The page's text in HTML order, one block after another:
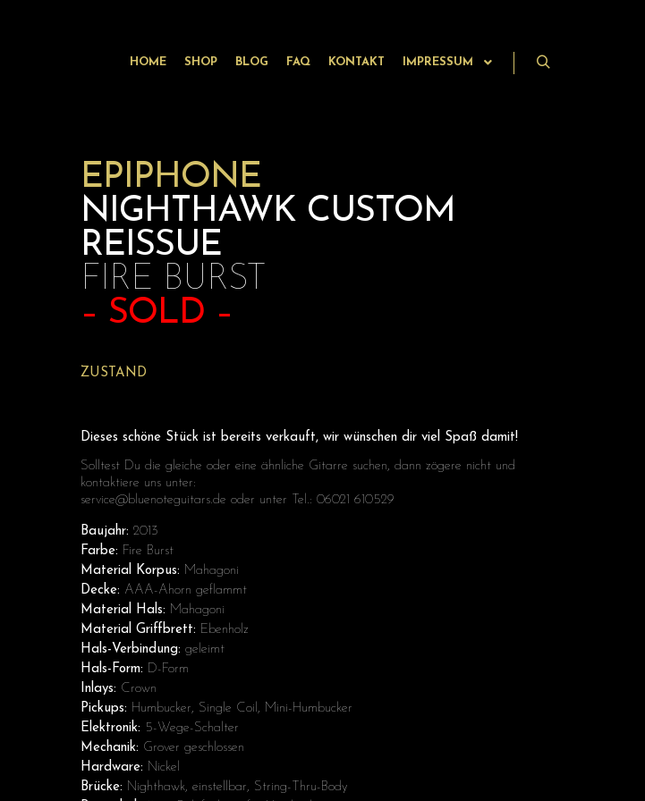
HOME SHOP BLOG FAQ KONTAKT IMPRESSUM
EPIPHONE
NIGHTHAWK CUSTOM
REISSUE
FIRE BURST
– SOLD –
ZUSTAND
Dieses schöne Stück ist bereits verkauft, wir wünschen dir viel Spaß damit!
Solltest Du die gleiche oder eine ähnliche Gitarre suchen, dann zögere nicht und
kontaktiere uns unter:
service@bluenoteguitars.de oder unter Tel.: 06021 610529
Baujahr: 2013
Farbe: Fire Burst
Material Korpus: Mahagoni
Decke: AAA-Ahorn geflammt
Material Hals: Mahagoni
Material Griffbrett: Ebenholz
Hals-Verbindung: geleimt
Hals-Form: D-Form
Inlays: Crown
Pickups: Humbucker, Single Coil, Mini-Humbucker
Elektronik: 5-Wege-Schalter
Mechanik: Grover geschlossen
Hardware: Nickel
Brücke: Nighthawk, einstellbar, String-Thru-Body